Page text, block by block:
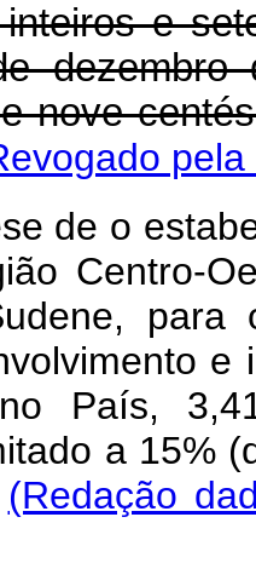
e
nove
de o
Centro-
para
e
no País,
a 15%
(Redação